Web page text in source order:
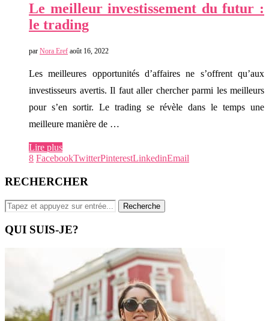
Le meilleur investissement du futur :
le trading
par Nora Eref août 16, 2022
Les meilleures opportunités d’affaires ne s’offrent qu’aux
investisseurs avertis. Il faut aller chercher parmi les meilleurs
pour s’en sortir. Le trading se révèle dans le temps une
meilleure manière de …
Lire plus
8 FacebookTwitterPinterestLinkedinEmail
RECHERCHER
QUI SUIS-JE?